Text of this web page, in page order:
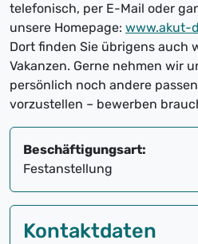
telefonisch, per E-Mail oder
unsere Homepage: www.akut-
Dort finden Sie übrigens auch
Vakanzen. Gerne nehmen wir
persönlich noch andere
vorzustellen – bewerben
Beschäftigungsart:
Festanstellung
Kontaktdaten